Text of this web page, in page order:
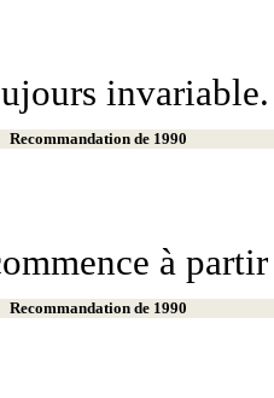
invariable.
Recommandation de 1990
à
Recommandation de 1990